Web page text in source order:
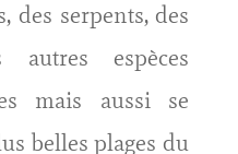
des serpents, des
espèces
mais aussi se
belles plages du